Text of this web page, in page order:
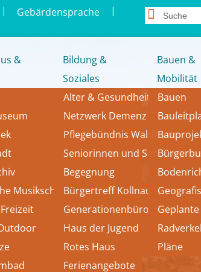
| Gebärdensprache
|
&
Musikschule
Bildung &
Soziales
Alter & Gesundheit
Netzwerk Demenz
Pflegebündnis Waldkirch
Seniorinnen und Senioren
Begegnung
Bürgertreff Kollnau
Generationenbüro
Haus der Jugend
Rotes Haus
Ferienangebote
Bauen &
Mobilität
Bauen
Pläne